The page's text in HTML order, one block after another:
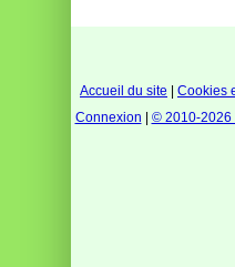
Accueil du site Cookies
Connexion
© 2010-2026